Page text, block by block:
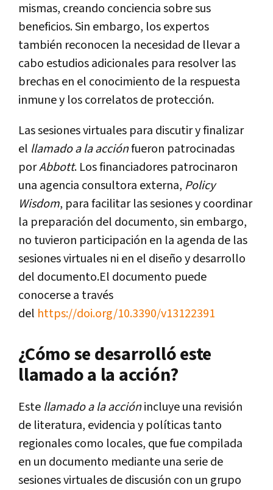
mismas, creando conciencia sobre sus
beneficios. Sin embargo, los expertos
también reconocen la necesidad de llevar a
cabo estudios adicionales para resolver las
brechas en el conocimiento de la respuesta
inmune y los correlatos de protección.
Las sesiones virtuales para discutir y finalizar
el llamado a la acciónfueron patrocinadas
porAbbott. Los financiadores patrocinaron
una agencia consultora externa, Policy
Wisdom, para facilitar las sesiones y coordinar
la preparación del documento, sin embargo,
no tuvieron participación en la agenda de las
sesiones virtuales ni en el diseño y desarrollo
del documento.El documento puede
conocerse a través
del https://doi.org/10.3390/v13122391
¿Cómo se desarrolló este
llamado a la acción?
Este llamado a la acciónincluye una revisión
de literatura, evidencia y políticas tanto
regionales como locales, que fue compilada
en un documento mediante una serie de
sesiones virtuales de discusión con un grupo